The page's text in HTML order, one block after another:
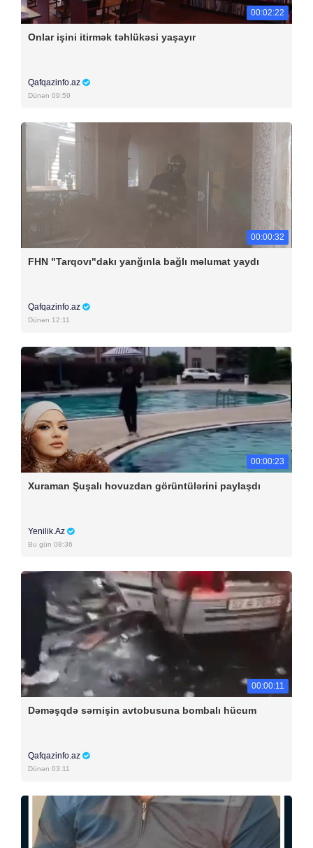
00:02:22
Onlar işini itirmək təhlükəsi yaşayır
Qafqazinfo.az
Dünən 09:59
00:00:32
FHN "Tarqovı"dakı yanğınla bağlı məlumat yaydı
Qafqazinfo.az
Dünən 12:11
00:00:23
Xuraman Şuşalı hovuzdan görüntülərini paylaşdı
Yenilik.Az
Bu gün 08:36
00:00:11
Dəməşqdə sərnişin avtobusuna bombalı hücum
Qafqazinfo.az
Dünən 03:11